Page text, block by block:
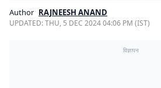
Author RAJNEESH ANAND
UPDATED:THU, 5 DEC 2024 04:06 PM (IST)
विज्ञापन